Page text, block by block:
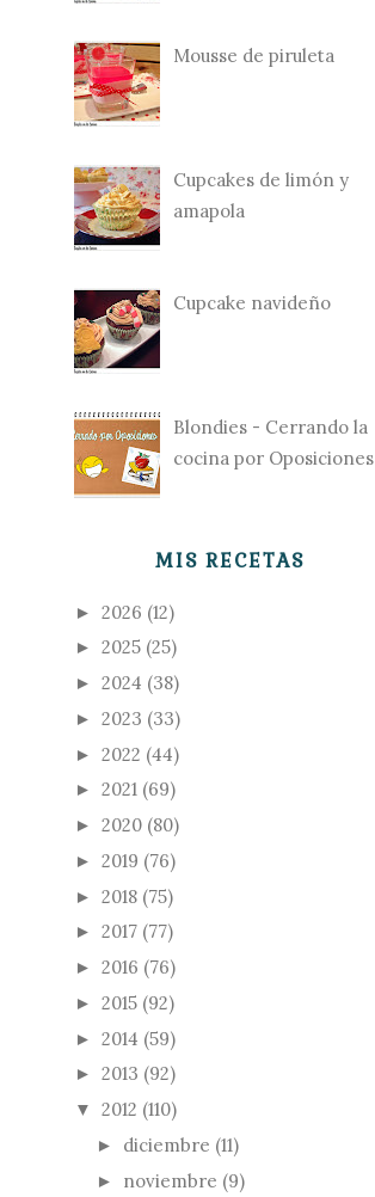
Mousse de piruleta
Cupcakes de limón y
amapola
Cupcake navideño
Blondies - Cerrando la
cocina por Oposiciones
MIS RECETAS
► 2026 (12)
► 2025 (25)
► 2024 (38)
► 2023 (33)
► 2022 (44)
► 2021 (69)
► 2020 (80)
► 2019 (76)
► 2018 (75)
► 2017 (77)
► 2016 (76)
► 2015 (92)
► 2014 (59)
► 2013 (92)
▼ 2012 (110)
► diciembre (11)
► noviembre (9)